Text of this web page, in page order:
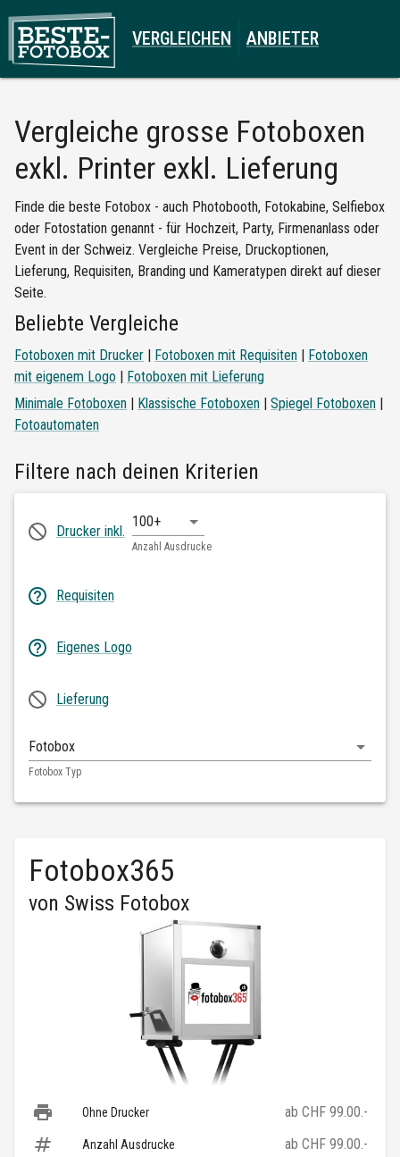
VERGLEICHEN ANBIETER
Vergleiche grosse Fotoboxen
exkl. Printer exkl. Lieferung
Finde die beste Fotobox - auch Photobooth, Fotokabine, Selfiebox
oder Fotostation genannt - für Hochzeit, Party, Firmenanlass oder
Event in der Schweiz. Vergleiche Preise, Druckoptionen,
Lieferung, Requisiten, Branding und Kameratypen direkt auf dieser
Seite.
Beliebte Vergleiche
Fotoboxen mit Drucker Fotoboxen mit Requisiten
Fotoboxen
mit eigenem Logo
Fotoboxen mit Lieferung
Minimale Fotoboxen | Klassische Fotoboxen | Spiegel Fotoboxen |
Fotoautomaten
Filtere nach deinen Kriterien
Drucker inkl.
100+
Anzahl Ausdrucke
Requisiten
Eigenes Logo
Lieferung
Fotobox
Fotobox Typ
Fotobox365
von Swiss Fotobox
Ohne Drucker ab CHF 99.00.-
Anzahl Ausdrucke ab CHF 99.00.-